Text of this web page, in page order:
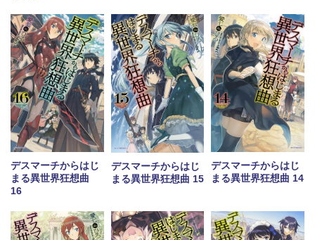
デスマーチからはじ
まる異世界狂想曲
16
デスマーチからはじ
まる異世界狂想曲 15
デスマーチからはじ
まる異世界狂想曲 14